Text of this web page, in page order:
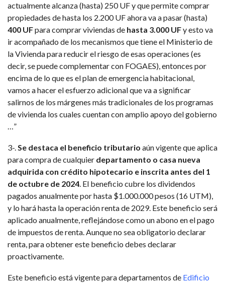
actualmente alcanza (hasta) 250 UF y que permite comprar
propiedades de hasta los 2.200 UF ahora va a pasar (hasta)
400 UFpara comprar viviendas de hasta 3.000 UFy esto va
ir acompañado de los mecanismos que tiene el Ministerio de
la Vivienda para reducir el riesgo de esas operaciones (es
decir, se puede complementar con FOGAES), entonces por
encima de lo que es el plan de emergencia habitacional,
vamos a hacer el esfuerzo adicional que va a significar
salirnos de los márgenes más tradicionales de los programas
de vivienda los cuales cuentan con amplio apoyo del gobierno
…”
3-.Se destaca el beneficio tributario aún vigente que aplica
para compra de cualquier departamento o casa nueva
adquirida con crédito hipotecario e inscrita antes del 1
de octubre de 2024. El beneficio cubre los dividendos
pagados anualmente por hasta $1.000.000 pesos (16 UTM),
y lo hará hasta la operación renta de 2029. Este beneficio será
aplicado anualmente, reflejándose como un abono en el pago
de impuestos de renta. Aunque no sea obligatorio declarar
renta, para obtener este beneficio debes declarar
proactivamente.
Este beneficio está vigente para departamentos de Edificio